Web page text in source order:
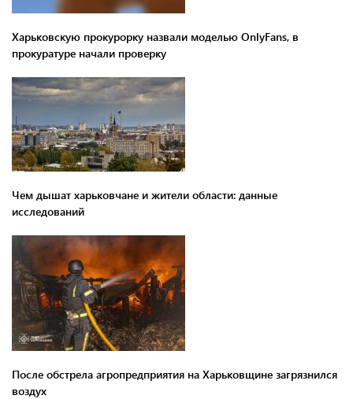
Харьковскую прокурорку назвали моделью OnlyFans, в
прокуратуре начали проверку
Чем дышат харьковчане и жители области: данные
исследований
После обстрела агропредприятия на Харьковщине загрязнился
воздух